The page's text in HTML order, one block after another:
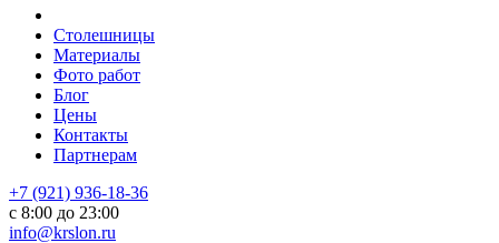
Столешницы
Материалы
Фото работ
Блог
Цены
Контакты
Партнерам
+7 (921) 936-18-36
с 8:00 до 23:00
info@krslon.ru